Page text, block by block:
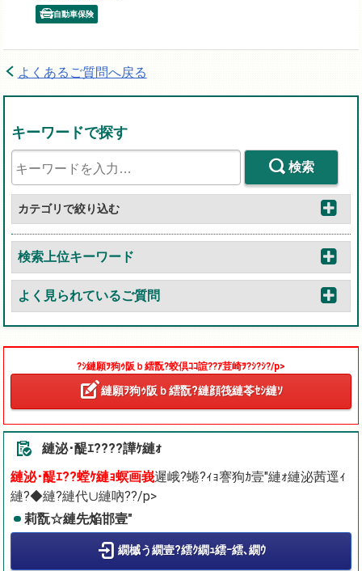
自動車保険
よくあるご質問へ戻る
キーワードで探す
検索
カテゴリで絞り込む
検索上位キーワード
よく見られているご質問
?ｼ縺願ｦ狗ｩ阪ｂ繧翫?蛟倶ｺｺ諠??ｱ荳崎ｦ?ｼ?ｼ?/p>
縺願ｦ狗ｩ阪ｂ繧翫?縺顔筏縺苓ｾｼ縺ｿ
縺泌･醍ｴ????譁ｹ縺ｫ
縺泌･醍ｴ??螳ｹ縺ｮ螟画峩遲峨?蜷?ｨｮ謇狗ｶ壹″縺ｫ縺泌茜逕ｨ
縺?◆縺?縺代∪縺吶??/p>
莉翫☆縺先焔邯壹″
繝槭う繝壹?繧ｸ繝ｭ繧ｰ繧､繝ｳ